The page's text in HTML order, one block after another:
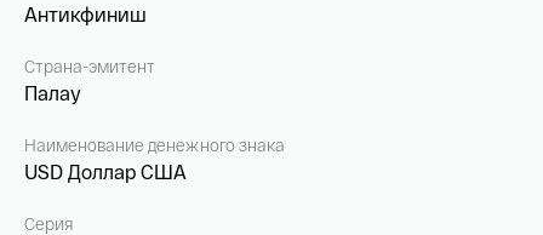
Антикфиниш
Страна-эмитент
Палау
Наименование денежного знака
USD Доллар США
Серия